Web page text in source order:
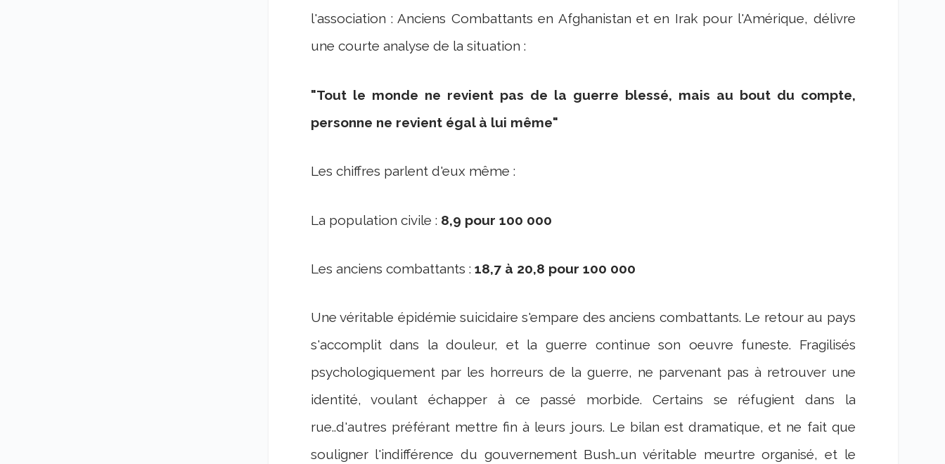
l'association : Anciens Combattants en Afghanistan et en Irak pour l'Amérique, délivre
une courte analyse de la situation :
"Tout le monde ne revient pas de la guerre blessé, mais au bout du compte,
personne ne revient égal à lui même"
Les chiffres parlent d'eux même :
La population civile : 8,9 pour 100 000
Les anciens combattants : 18,7 à 20,8 pour 100 000
Une véritable épidémie suicidaire s'empare des anciens combattants. Le retour au pays
s'accomplit dans la douleur, et la guerre continue son oeuvre funeste. Fragilisés
psychologiquement par les horreurs de la guerre, ne parvenant pas à retrouver une
identité, voulant échapper à ce passé morbide. Certains se réfugient dans la
rue..d'autres préférant mettre fin à leurs jours. Le bilan est dramatique, et ne fait que
souligner l'indifférence du gouvernement Bush…un véritable meurtre organisé, et le